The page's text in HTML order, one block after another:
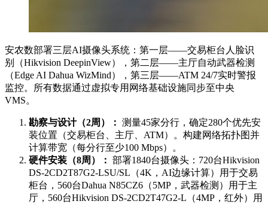
安农数部署三层AI摄像头系统：第一层——交易柜台人脸识
别（Hikvision DeepinView），第二层——主厅自动武器检测
（Edge AI Dahua WizMind），第三层——ATM 24/7实时警报
监控。所有数据通过虚拟专用网络基础设施同步至中央
VMS。
勘察与设计（2周）： 测量45家分行，确定280个优先安
装位置（交易柜台、主厅、ATM）。构建网络拓扑图并
计算带宽（每分行至少100 Mbps）。
硬件安装（8周）： 部署1840台摄像头：720台Hikvision
DS-2CD2T87G2-LSU/SL（4K，AI边缘计算）用于交易
柜台，560台Dahua N85CZ6（5MP，武器检测）用于主
厅，560台Hikvision DS-2CD2T47G2-L（4MP，红外）用